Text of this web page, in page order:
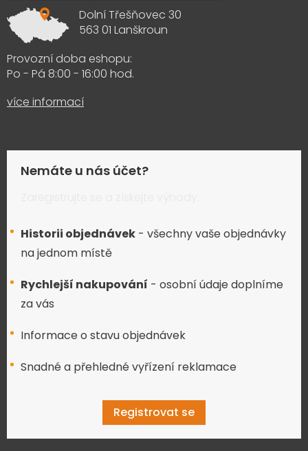
Dolní Třešňovec 30
563 01 Lanškroun
Provozní doba eshopu:
Po - Pá 8:00 - 16:00 hod.
více informací
Nemáte u nás účet?
Historii objednávek - všechny vaše objednávky
na jednom místě
Rychlejší nakupování - osobní údaje doplníme
za vás
Informace o stavu objednávek
Snadné a přehledné vyřízení reklamace
Registrovat se